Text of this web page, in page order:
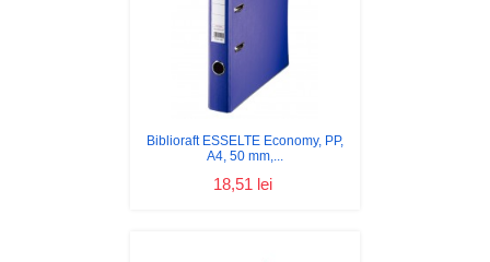
Biblioraft ESSELTE Economy, PP,
A4, 50 mm,...
18,51 lei